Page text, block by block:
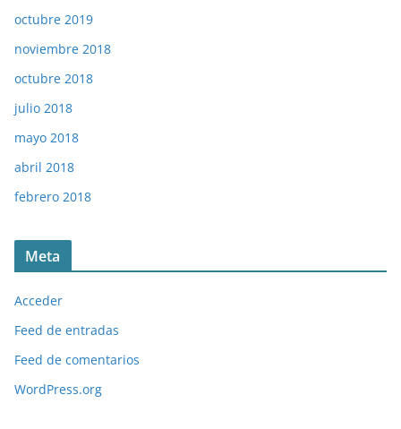
octubre 2019
noviembre 2018
octubre 2018
julio 2018
mayo 2018
abril 2018
febrero 2018
Meta
Acceder
Feed de entradas
Feed de comentarios
WordPress.org